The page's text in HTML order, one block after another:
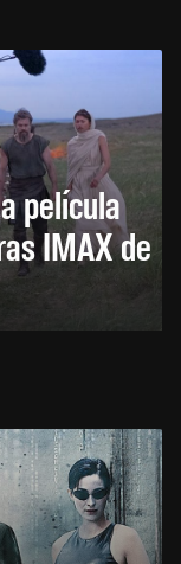
película
IMAX de